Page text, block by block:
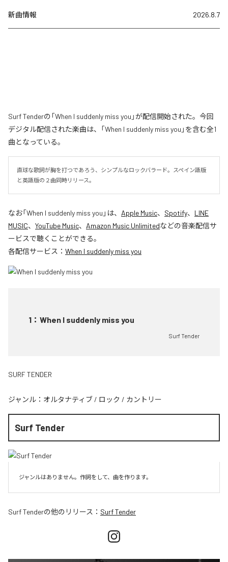
新曲情報 2026.8.7
Surf Tenderの「When I suddenly miss you」が配信開始された。今回
デジタル配信された楽曲は、「When I suddenly miss you」を含む全1
曲となっている。
直球な歌詞が胸を打つであろう、シンプルなロックバラード。スペイン語版
と英語版の２曲同時リリース。
なお「When I suddenly miss you 」は、 Apple Music、 Spotify、 LINE
MUSIC、 YouTube Music、 Amazon Music Unlimitedなどの音楽配信サ
ービスで聴くことができる。
各配信サービス： When I suddenly miss you
1 ： When I suddenly miss you
Surf Tender
SURF TENDER
ジャンル： オルタナティブ / ロック / カントリー
Surf Tender
ジャンルはありません。作詞をして、曲を作ります。
Surf Tenderの他のリリース： Surf Tender